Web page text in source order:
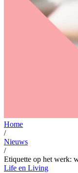
Home
/
Nieuws
/
Etiquette op het werk:
Life en Living